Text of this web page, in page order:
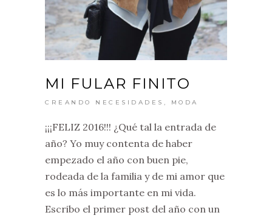
MI FULAR FINITO
CREANDO NECESIDADES , MODA
¡¡¡FELIZ 2016!!! ¿Qué tal la entrada de
año? Yo muy contenta de haber
empezado el año con buen pie,
rodeada de la familia y de mi amor que
es lo más importante en mi vida.
Escribo el primer post del año con un